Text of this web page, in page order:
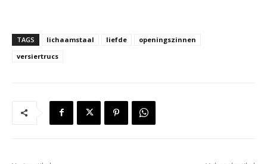
TAGS lichaamstaal liefde
openingszinnen
versiertrucs